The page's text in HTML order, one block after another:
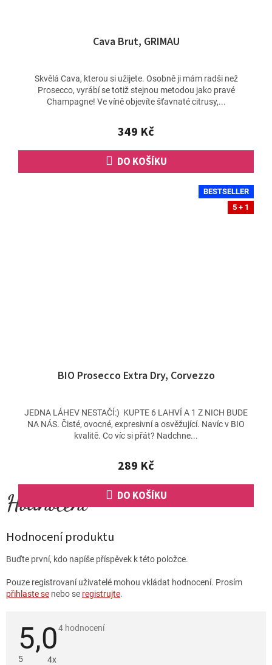
Cava Brut, GRIMAU
349 Kč
DO KOŠÍKU
Skvělá Cava, kterou si užijete. Osobně ji mám radši než
Prosecco, vyrábí se totiž stejnou metodou jako pravé
Champagne! Ve víně objevíte šťavnaté citrusy,...
BESTSELLER
5 + 1
BIO Prosecco Extra Dry, Corvezzo
289 Kč
DO KOŠÍKU
JEDNA LÁHEV NESTAČÍ:) KUPTE 6 LAHVÍ A 1 Z NICH BUDE
NA NÁS. Čisté, ovocné, expresivní a osvěžující. Navíc v BIO
kvalitě. Co víc si přát? Nadchne...
Hodnocení produktu
Buďte první, kdo napíše příspěvek k této položce.
Pouze registrovaní uživatelé mohou vkládat hodnocení. Prosím
přihlaste se nebo se registrujte.
5,0Průměrné
4 hodnocení
5
4x